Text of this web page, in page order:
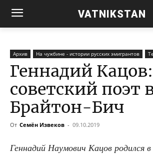
VATNIKSTAN
Архив На чужбине - истории русских эмигрантов
Геннадий Кацов:
советский поэт
Брайтон-Бич
От Семён Извеков - 09.10.2019
Ген­на­дий Нау­мо­вич Кацов родил­ся в